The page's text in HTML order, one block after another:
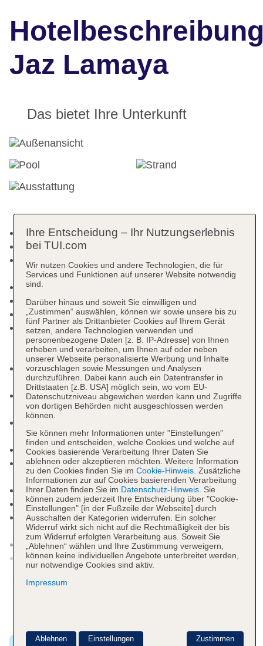
Jaz Lamaya
Das bietet Ihre Unterkunft
Check-in Zeit ab 14:00 Uhr
Check-out Zeit bis 12:00 Uhr
Late Check-out: Barzahlung, pro Stunde ab 20
EUR
Rezeption
Gartenanlage, Sonnenterrasse
Pools: 3
Pool: ohne Gebühr, Outdoor, Süßwasser,
beheizbar, Liegestühle: ohne Gebühr,
Sonnenschirme
Kinderpool: Outdoor, beheizbar, Liegestühle:
ohne Gebühr, Sonnenschirme: ohne Gebühr
Aquapark „Aqua Coraya“: ohne Gebühr, Outdoor,
Süßwasser, Wasserrutsche
Wellnessbereich
Badetücher: ohne Gebühr
Souvenirshop, Ladenzeile, Minimarkt, Boutique,
Juwelier, Friseur
Arzt
Amphitheater
Internet: WLAN/WiFi, im öffentlichen Bereich:
ohne Gebühr
Wäscheservice: gegen Gebühr
Zahlungsarten: TUI Card / VISA, MasterCard,
American Express, EC Karte/Maestro
Haustiere nicht erlaubt
Gebäudeanzahl: 4, Etagen: 3, Zimmer: 389,
Ihre Entscheidung – Ihr Nutzungserlebnis
bei TUI.com
Wir nutzen Cookies und andere Technologien, die für
Services und Funktionen auf unserer Website notwendig
sind.
Darüber hinaus und soweit Sie einwilligen und
„Zustimmen“ auswählen, können wir sowie unsere bis zu
fünf Partner als Drittanbieter Cookies auf Ihrem Gerät
setzen, andere Technologien verwenden und
personenbezogene Daten [z. B. IP-Adresse] von Ihnen
erheben und verarbeiten, um Ihnen auf oder neben
unserer Webseite personalisierte Werbung und Inhalte
vorzuschlagen sowie Messungen und Analysen
durchzuführen. Dabei kann auch ein Datentransfer in
Drittstaaten [z.B. USA] möglich sein, wo vom EU-
Datenschutzniveau abgewichen werden kann und Zugriffe
von dortigen Behörden nicht ausgeschlossen werden
können.
Sie können mehr Informationen unter "Einstellungen"
finden und entscheiden, welche Cookies und welche auf
Cookies basierende Verarbeitung Ihrer Daten Sie
ablehnen oder akzeptieren möchten. Weitere Information
zu den Cookies finden Sie im Cookie-Hinweis. Zusätzliche
Informationen zur auf Cookies basierenden Verarbeitung
Ihrer Daten finden Sie im Datenschutz-Hinweis. Sie
können zudem jederzeit Ihre Entscheidung über "Cookie-
Einstellungen" [in der Fußzeile der Webseite] durch
Ausschalten der Kategorien widerrufen. Ein solcher
Widerruf wirkt sich nicht auf die Rechtmäßigkeit der bis
zum Widerruf erfolgten Verarbeitung aus. Soweit Sie
„Ablehnen“ wählen und Ihre Zustimmung verweigern,
können keine individuellen Angebote unterbreitet werden,
nur notwendige Cookies sind aktiv.
Impressum
Zustimmen
Ablehnen Einstellungen